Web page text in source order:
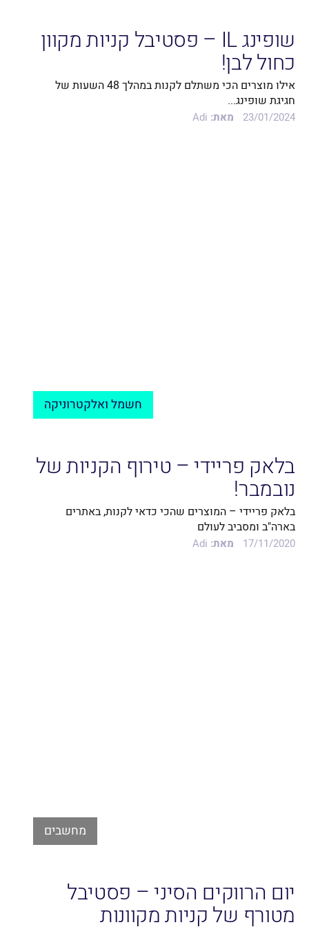
שופינג IL – פסטיבל קניות מקוון
כחול לבן!
אילו מוצרים הכי משתלם לקנות במהלך 48 השעות של
חגיגת שופינג...
23/01/2024 מאת: Adi
חשמל ואלקטרוניקה
בלאק פריידי – טירוף הקניות של
נובמבר!
בלאק פריידי – המוצרים שהכי כדאי לקנות, באתרים
בארה"ב ומסביב לעולם
17/11/2020 מאת: Adi
מחשבים
יום הרווקים הסיני – פסטיבל
מטורף של קניות מקוונות